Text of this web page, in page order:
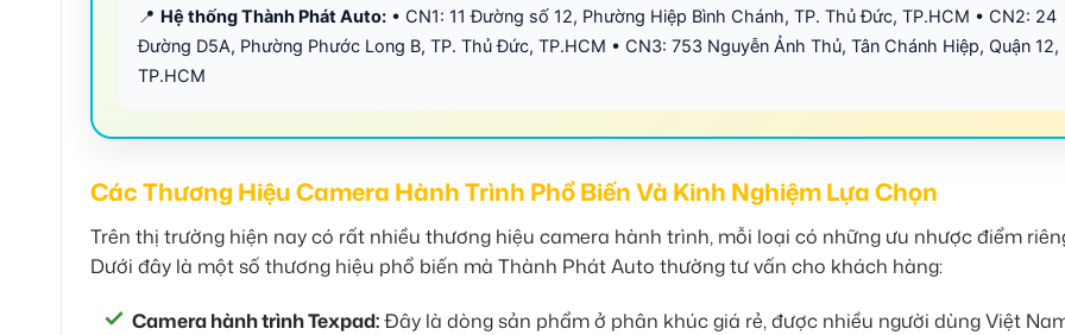
📍 Hệ thống Thành Phát Auto: • CN1: 11 Đường số 12, Phường Hiệp Bình Chánh, TP. Thủ Đức, TP.HCM • CN2: 24
Đường D5A, Phường Phước Long B, TP. Thủ Đức, TP.HCM • CN3: 753 Nguyễn Ảnh Thủ, Tân Chánh Hiệp, Quận 12,
TP.HCM
Các Thương Hiệu Camera Hành Trình Phổ Biến Và Kinh Nghiệm Lựa Chọn
Trên thị trường hiện nay có rất nhiều thương hiệu camera hành trình, mỗi loại có những ưu nhược điểm
Dưới đây là một số thương hiệu phổ biến mà Thành Phát Auto thường tư vấn cho khách hàng:
Camera hành trình Texpad:Đây là dòng sản phẩm ở phân khúc giá rẻ, được nhiều người dùng Việt